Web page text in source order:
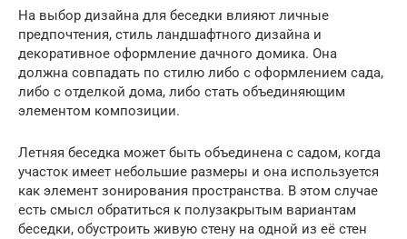
На выбор дизайна для беседки влияют личные
предпочтения, стиль ландшафтного дизайна и
декоративное оформление дачного домика. Она
должна совпадать по стилю либо с оформлением сада,
либо с отделкой дома, либо стать объединяющим
элементом композиции.
Летняя беседка может быть объединена с садом, когда
участок имеет небольшие размеры и она используется
как элемент зонирования пространства. В этом случае
есть смысл обратиться к полузакрытым вариантам
беседки, обустроить живую стену на одной из её стен